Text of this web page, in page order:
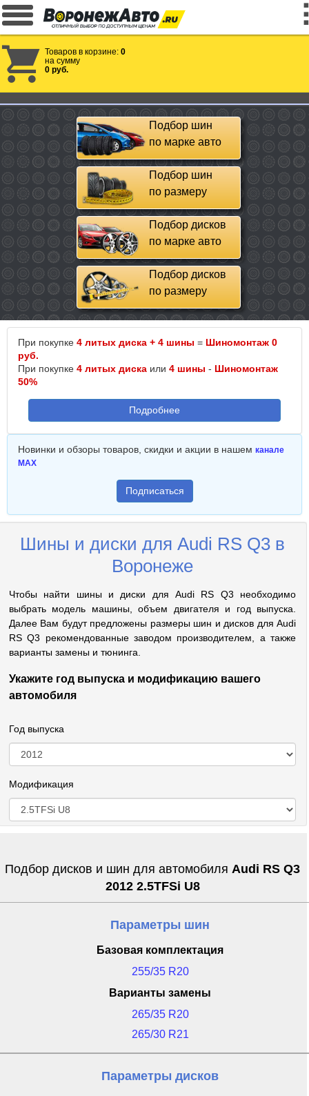
Товаров в корзине: 0
на сумму
0 руб.
Подбор шин
по марке авто
Подбор шин
по размеру
Подбор дисков
по марке авто
Подбор дисков
по размеру
При покупке 4 литых диска + 4 шины = Шиномонтаж 0
руб.
При покупке 4 литых диска или 4 шины - Шиномонтаж
50%
Подробнее
Новинки и обзоры товаров, скидки и акции в нашем канале
MAX
Подписаться
Шины и диски для Audi RS Q3 в
Воронеже
Чтобы найти шины и диски для Audi RS Q3 необходимо
выбрать модель машины, объем двигателя и год выпуска.
Далее Вам будут предложены размеры шин и дисков для Audi
RS Q3 рекомендованные заводом производителем, а также
варианты замены и тюнинга.
Укажите год выпуска и модификацию вашего
автомобиля
Год выпуска
Модификация
Подбор дисков и шин для автомобиля Audi RS Q3
2012 2.5TFSi U8
Параметры шин
Базовая комплектация
255/35 R20
Варианты замены
265/35 R20
265/30 R21
Параметры дисков